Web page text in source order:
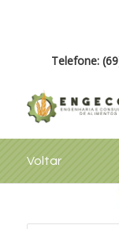
Telefone:
Voltar